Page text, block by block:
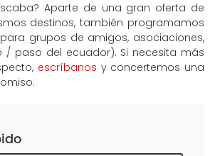
Aparte de una gran oferta de
destinos, también programamos
grupos de amigos, asociaciones,
/ paso del ecuador). Si necesita más
escríbanos y concertemos una